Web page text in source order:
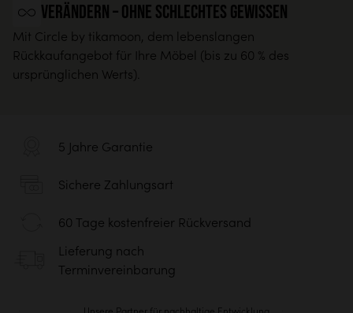
Verändern – ohne schlechtes Gewissen
Mit Circle by tikamoon, dem lebenslangen
Rückkaufangebot für Ihre Möbel (bis zu 60 % des
ursprünglichen Werts).
5 Jahre Garantie
Sichere Zahlungsart
60 Tage kostenfreier Rückversand
Lieferung nach
Terminvereinbarung